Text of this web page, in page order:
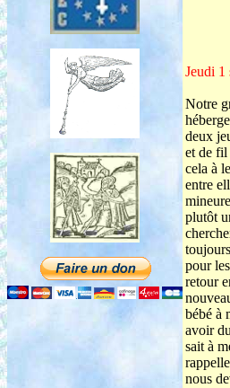
Jeudi 1
Notre
deux
et de fil
cela à
entre
plutôt
pour
retour
bébé à
avoir
sait à
nous